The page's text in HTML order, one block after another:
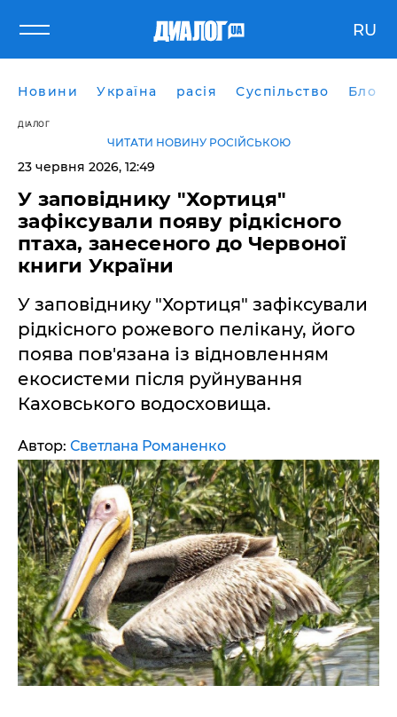
RU
Новини Україна расія Суспільство Блоги
ДІАЛОГ
ЧИТАТИ НОВИНУ РОСІЙСЬКОЮ
23 червня 2026, 12:49
У заповіднику "Хортиця"
зафіксували появу рідкісного
птаха, занесеного до Червоної
книги України
У заповіднику "Хортиця" зафіксували
рідкісного рожевого пелікану, його
поява пов'язана із відновленням
екосистеми після руйнування
Каховського водосховища.
Автор: Светлана Романенко